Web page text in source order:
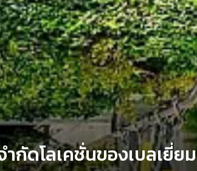
กัดโลเคชั่นของเบลเยี่ยม